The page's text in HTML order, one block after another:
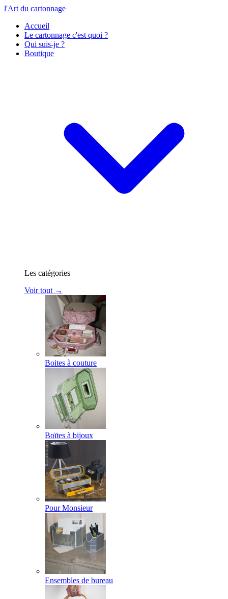
l'Art du cartonnage
Accueil
Le cartonnage c'est quoi ?
Qui suis-je ?
Boutique
Les catégories
Voir tout →
Boites à couture
Boïtes à bijoux
Pour Monsieur
Ensembles de bureau